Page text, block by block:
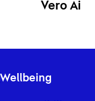
Vero Air
Wellbeing